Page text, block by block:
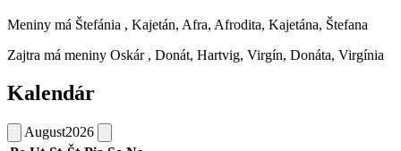
Meniny má Štefánia , Kajetán, Afra, Afrodita, Kajetána, Štefana
Zajtra má meniny Oskár , Donát, Hartvig, Virgín, Donáta, Virgínia
Kalendár
August2026